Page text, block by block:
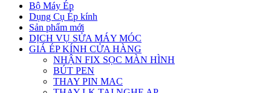
Bộ Máy Ép
Dụng Cụ Ép kính
Sản phẩm mới
DỊCH VỤ SỬA MÁY MÓC
GIÁ ÉP KÍNH CỬA HÀNG
NHẬN FIX SỌC MÀN HÌNH
BÚT PEN
THAY PIN MAC